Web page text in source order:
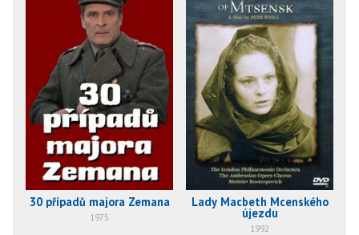
30 případů majora Zemana
1975
Lady Macbeth Mcenského
újezdu
1992